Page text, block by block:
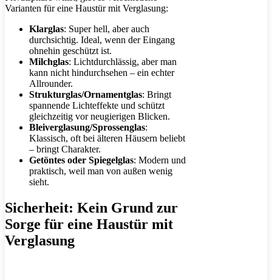
Varianten für eine Haustür mit Verglasung:
Klarglas: Super hell, aber auch
durchsichtig. Ideal, wenn der Eingang
ohnehin geschützt ist.
Milchglas: Lichtdurchlässig, aber man
kann nicht hindurchsehen – ein echter
Allrounder.
Strukturglas/Ornamentglas: Bringt
spannende Lichteffekte und schützt
gleichzeitig vor neugierigen Blicken.
Bleiverglasung/Sprossenglas:
Klassisch, oft bei älteren Häusern beliebt
– bringt Charakter.
Getöntes oder Spiegelglas: Modern und
praktisch, weil man von außen wenig
sieht.
Sicherheit: Kein Grund zur
Sorge für eine Haustür mit
Verglasung